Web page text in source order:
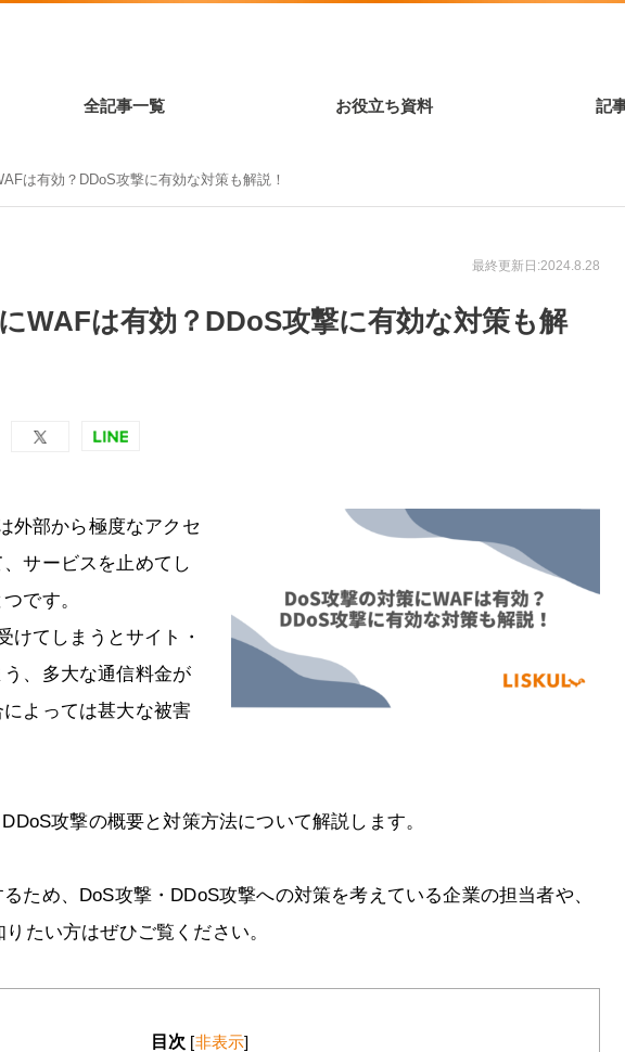
全記事一覧 お役立ち資料 記
は有効？DDoS攻撃に有効な対策も解説！
最終更新日:2024.8.28
WAFは有効？DDoS攻撃に有効な対策も解
外部から極度なアクセ
サービスを止めてし
です。
けてしまうとサイト・
、多大な通信料金が
よっては甚大な被害
攻撃の概要と対策方法について解説します。
ため、DoS攻撃・DDoS攻撃への対策を考えている企業の担当者や、
たい方はぜひご覧ください。
目次 [非表示]